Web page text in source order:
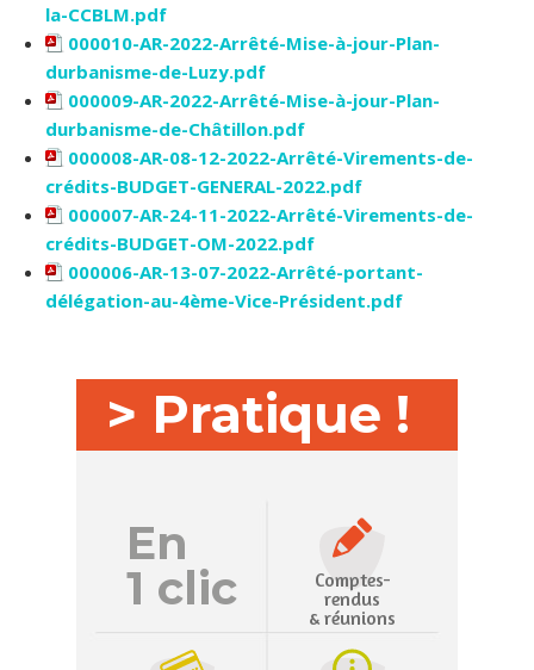
la-CCBLM.pdf
000010-AR-2022-Arrêté-Mise-à-jour-Plan-
durbanisme-de-Luzy.pdf
000009-AR-2022-Arrêté-Mise-à-jour-Plan-
durbanisme-de-Châtillon.pdf
000008-AR-08-12-2022-Arrêté-Virements-de-
crédits-BUDGET-GENERAL-2022.pdf
000007-AR-24-11-2022-Arrêté-Virements-de-
crédits-BUDGET-OM-2022.pdf
000006-AR-13-07-2022-Arrêté-portant-
délégation-au-4ème-Vice-Président.pdf
> Pratique !
En
1 clic
Comptes-
rendus
& réunions